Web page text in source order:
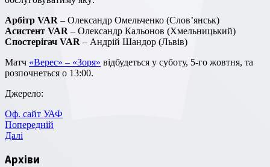
Арбітр VAR – Олександр Омельченко (Слов’янськ)
Асистент VAR – Олександр Кальонов (Хмельницький)
Спостерігач VAR – Андрій Шандор (Львів)
Матч «Верес» – «Зоря» відбудеться у суботу, 5-го жовтня, та
розпочнеться о 13:00.
Джерело:
Оф. сайт УАФ
Навігація
записів
Попередній
запис
Попередній
Наступний
Далі
Архіви